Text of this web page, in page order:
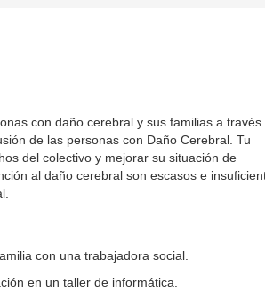
con daño cerebral y sus familias a través
de las personas con Daño Cerebral. Tu
del colectivo y mejorar su situación de
al daño cerebral son escasos e
con una trabajadora social.
en un taller de informática.